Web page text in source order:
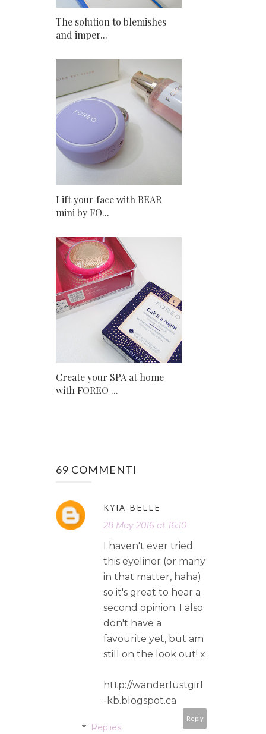
The solution to blemishes
and imper...
Lift your face with BEAR
mini by FO...
Create your SPA at home
with FOREO ...
69 COMMENTI
KYIA BELLE
28 May 2016 at 16:10
I haven't ever tried
this eyeliner (or many
in that matter, haha)
so it's great to hear a
second opinion. I also
don't have a
favourite yet, but am
still on the look out! x
http://wanderlustgirl
-kb.blogspot.ca
Reply
Replies